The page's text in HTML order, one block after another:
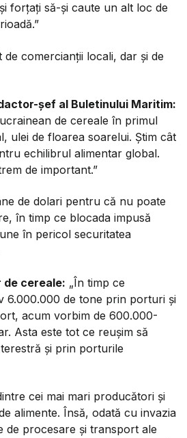
forțați să-și caute un alt loc de
de comercianții locali, dar și de
șef al Buletinului Maritim:
de cereale în primul
ulei de floarea soarelui. Știm cât
echilibrul alimentar global.
de important.”
de dolari pentru că nu poate
în timp ce blocada impusă
în pericol securitatea
cereale: „În timp ce
6.000.000 de tone prin porturi și
acum vorbim de 600.000-
Asta este tot ce reușim să
și prin porturile
cei mai mari producători și
alimente. Însă, odată cu invazia
de procesare și transport ale